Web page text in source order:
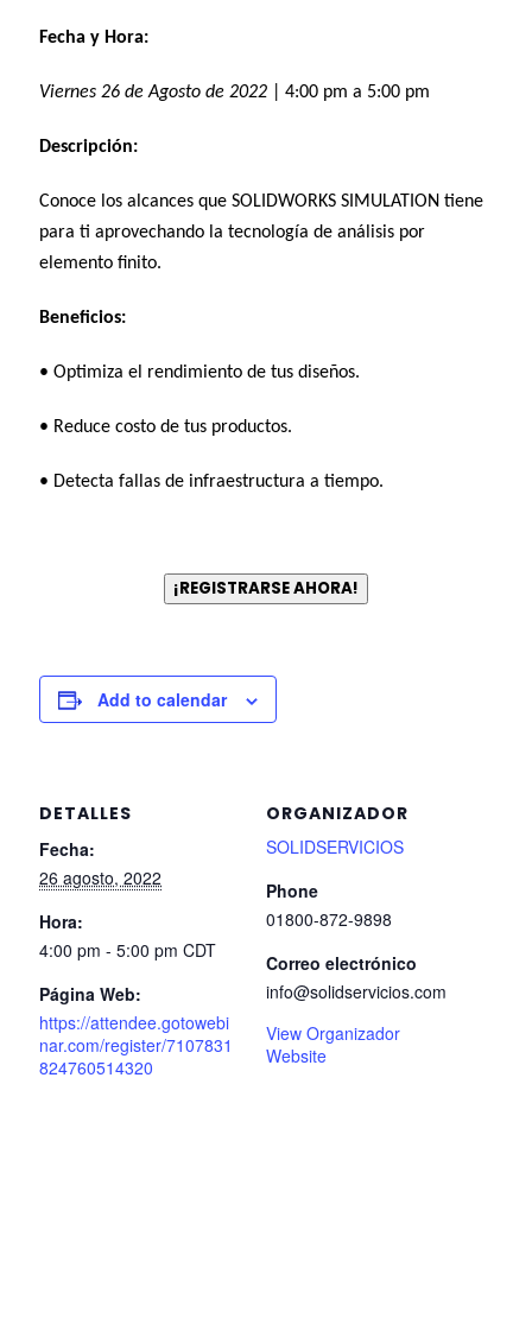
Fecha y Hora:
Viernes 26 de Agosto de 2022 | 4:00 pm a 5:00 pm
Descripción:
Conoce los alcances que SOLIDWORKS SIMULATION tiene
para ti aprovechando la tecnología de análisis por
elemento finito.
Beneficios:
• Optimiza el rendimiento de tus diseños.
• Reduce costo de tus productos.
• Detecta fallas de infraestructura a tiempo.
¡REGISTRARSE AHORA!
Add to calendar
DETALLES
Fecha:
26 agosto, 2022
Hora:
4:00 pm - 5:00 pm CDT
Página Web:
https://attendee.gotowebi
nar.com/register/7107831
824760514320
ORGANIZADOR
SOLIDSERVICIOS
Phone
01800-872-9898
Correo electrónico
info@solidservicios.com
View Organizador
Website